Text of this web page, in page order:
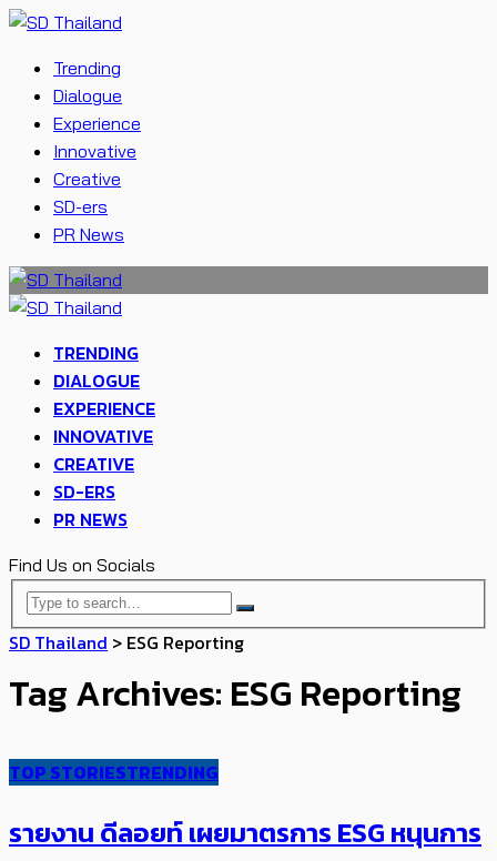
Trending
Dialogue
Experience
Innovative
Creative
SD-ers
PR News
TRENDING
DIALOGUE
EXPERIENCE
INNOVATIVE
CREATIVE
SD-ERS
PR NEWS
Find Us on Socials
SD Thailand > ESG Reporting
Tag Archives: ESG Reporting
TOP STORIESTRENDING
รายงาน ดีลอยท์ เผยมาตรการ ESG หนุนการ